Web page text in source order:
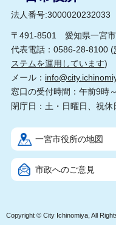
法人番号:3000020232033
〒491-8501 愛知県一宮
代表電話：0586-28-8100 (
ステムを運用しています)
メール：
窓口の受付時間：午前9時
閉庁日：土・日曜日、祝
一宮市役所の地図
市政へのご意見
Copyright © City Ichinomiya, All